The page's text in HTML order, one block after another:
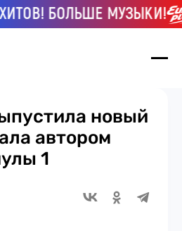
БОЛЬШЕ МУЗЫКИ!
новый
автором
1